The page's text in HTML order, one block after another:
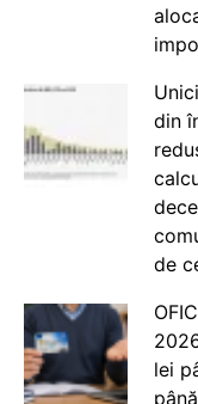
din
de
lei